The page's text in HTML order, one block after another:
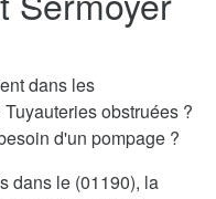
dans les
obstruées ?
d'un pompage ?
dans le (01190), la